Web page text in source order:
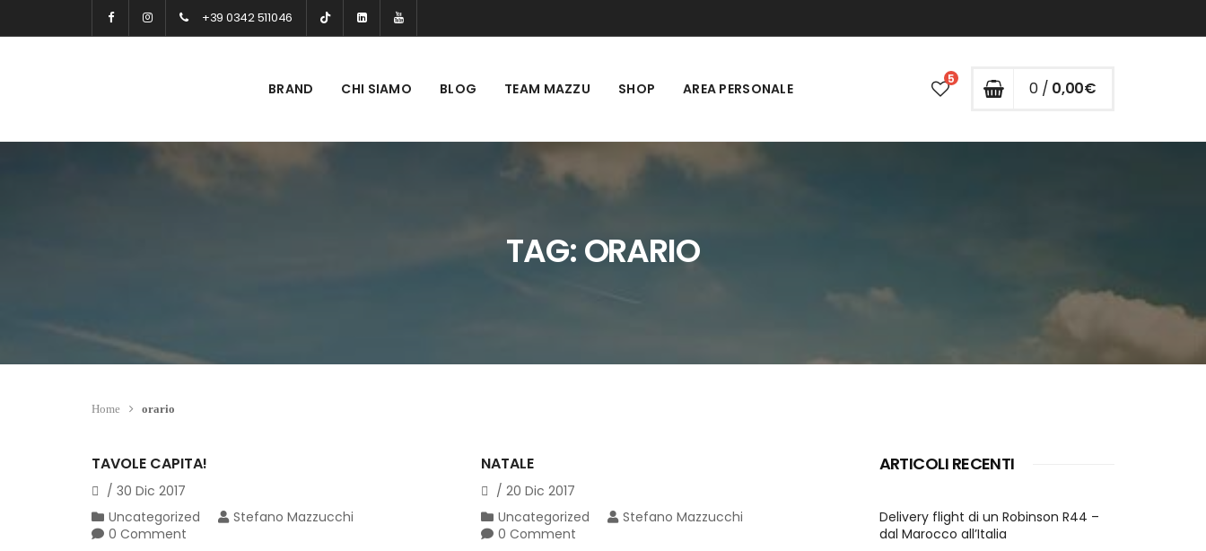
+39 0342 511046
BRAND CHI SIAMO BLOG TEAM MAZZU SHOP AREA PERSONALE
5 0 / 0,00€
TAG:ORARIO
Home orario
TAVOLE CAPITA!
/ 30 Dic 2017
Uncategorized
Stefano Mazzucchi
0 Comment
NATALE
/ 20 Dic 2017
Uncategorized
Stefano Mazzucchi
0 Comment
ARTICOLI RECENTI
Delivery flight di un Robinson R44 –
dal Marocco all’Italia